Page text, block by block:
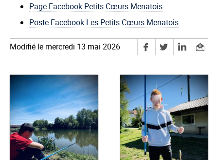
Page Facebook Petits Cœurs Menatois
Poste Facebook Les Petits Cœurs Menatois
Modifié le mercredi 13 mai 2026